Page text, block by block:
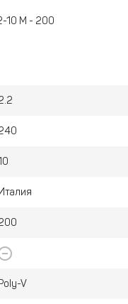
10 M - 200
V